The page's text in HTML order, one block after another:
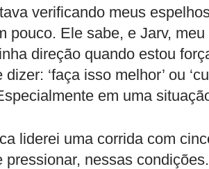
verificando meus
pouco. Ele sabe, e Jarv,
direção quando estou
‘faça isso melhor’ ou
em uma
liderei uma corrida com
nessas